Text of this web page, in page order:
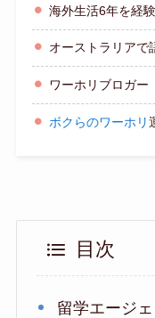
海外生活6年を経験
オーストラリアで
ワーホリブロガー
ボクらのワーホリ
目次
留学エージ